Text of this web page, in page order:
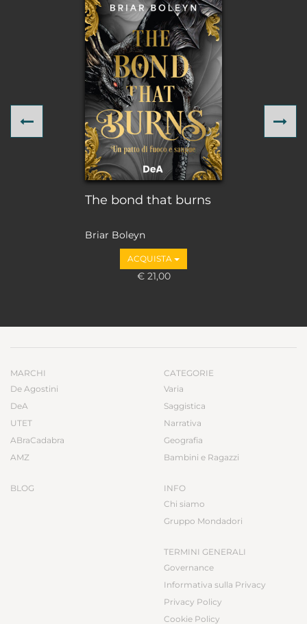
The bond that burns
Briar Boleyn
ACQUISTA
€ 21,00
Previous
MARCHI
De Agostini
DeA
UTET
ABraCadabra
AMZ
BLOG
CATEGORIE
Varia
Saggistica
Narrativa
Geografia
Bambini e Ragazzi
INFO
Chi siamo
Gruppo Mondadori
TERMINI GENERALI
Governance
Informativa sulla Privacy
Privacy Policy
Cookie Policy